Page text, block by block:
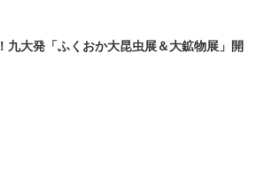
九大発「ふくおか大昆虫展＆大鉱物展」開